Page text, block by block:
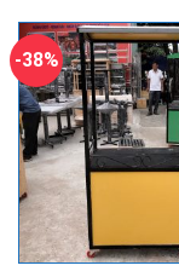
-38%